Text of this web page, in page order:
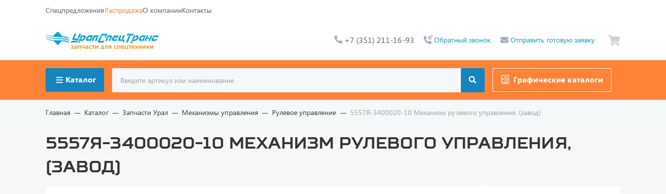
СпецпредложенияРаспродажаО компанииКонтакты
+7 (351) 211-16-93 Обратный звонок Отправить готовую заявку
Каталог Графические каталоги
Главная Каталог Запчасти Урал Механизмы управления Рулевое управление 5557Я-3400020-10 Механизм рулевого управления, (завод)
5557Я-3400020-10 Механизм рулевого управления,
(завод)